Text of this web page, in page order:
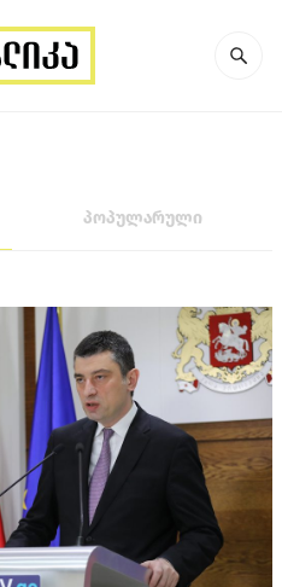
პოპულარული